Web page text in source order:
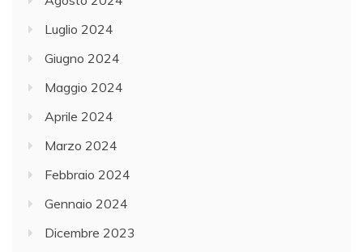
Luglio 2024
Giugno 2024
Maggio 2024
Aprile 2024
Marzo 2024
Febbraio 2024
Gennaio 2024
Dicembre 2023